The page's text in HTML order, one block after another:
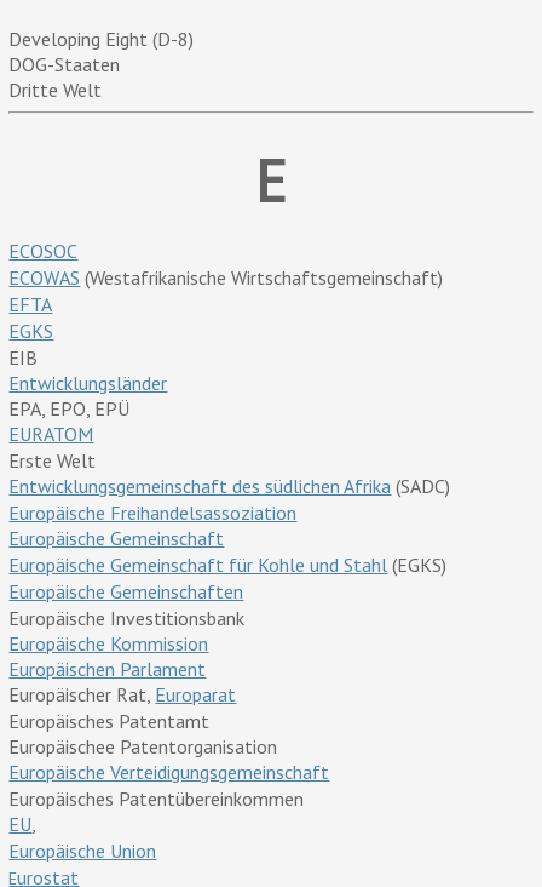
Developing Eight (D-8)
DOG-Staaten
Dritte Welt
E
ECOSOC
ECOWAS (Westafrikanische Wirtschaftsgemeinschaft)
EFTA
EGKS
EIB
Entwicklungsländer
EPA, EPO, EPÜ
EURATOM
Erste Welt
Entwicklungsgemeinschaft des südlichen Afrika (SADC)
Europäische Freihandelsassoziation
Europäische Gemeinschaft
Europäische Gemeinschaft für Kohle und Stahl (EGKS)
Europäische Gemeinschaften
Europäische Investitionsbank
Europäische Kommission
Europäischen Parlament
Europäischer Rat, Europarat
Europäisches Patentamt
Europäischee Patentorganisation
Europäische Verteidigungsgemeinschaft
Europäisches Patentübereinkommen
EU,
Europäische Union
Eurostat